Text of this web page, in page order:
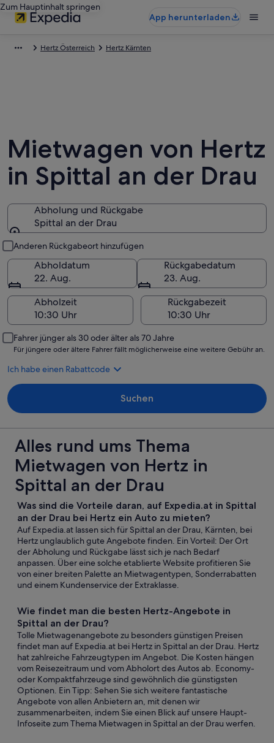
Zum Hauptinhalt springen
App herunterladen
Hertz Österreich Hertz Kärnten
Mietwagen von Hertz
in Spittal an der Drau
Abholung und Rückgabe
Spittal an der Drau
Anderen Rückgabeort hinzufügen
Abholdatum
22. Aug.
Rückgabedatum
23. Aug.
Abholzeit
Rückgabezeit
Fahrer jünger als 30 oder älter als 70 Jahre
Für jüngere oder ältere Fahrer fällt möglicherweise eine weitere Gebühr an.
Ich habe einen Rabattcode
Suchen
Alles rund ums Thema
Mietwagen von Hertz in
Spittal an der Drau
Was sind die Vorteile daran, auf Expedia.at in Spittal
an der Drau bei Hertz ein Auto zu mieten?
Auf Expedia.at lassen sich für Spittal an der Drau, Kärnten, bei
Hertz unglaublich gute Angebote finden. Ein Vorteil: Der Ort
der Abholung und Rückgabe lässt sich je nach Bedarf
anpassen. Über eine solche etablierte Website profitieren Sie
von einer breiten Palette an Mietwagentypen, Sonderrabatten
und einem Kundenservice der Extraklasse.
Wie findet man die besten Hertz-Angebote in
Spittal an der Drau?
Tolle Mietwagenangebote zu besonders günstigen Preisen
findet man auf Expedia.at bei Hertz in Spittal an der Drau. Hertz
hat zahlreiche Fahrzeugtypen im Angebot. Die Kosten hängen
vom Reisezeitraum und vom Abholort des Autos ab. Economy-
oder Kompaktfahrzeuge sind gewöhnlich die günstigsten
Optionen. Ein Tipp: Sehen Sie sich weitere fantastische
Angebote von allen Anbietern an, mit denen wir
zusammenarbeiten, indem Sie einen Blick auf unsere Haupt-
Infoseite zum Thema Mietwagen in Spittal an der Drau werfen.